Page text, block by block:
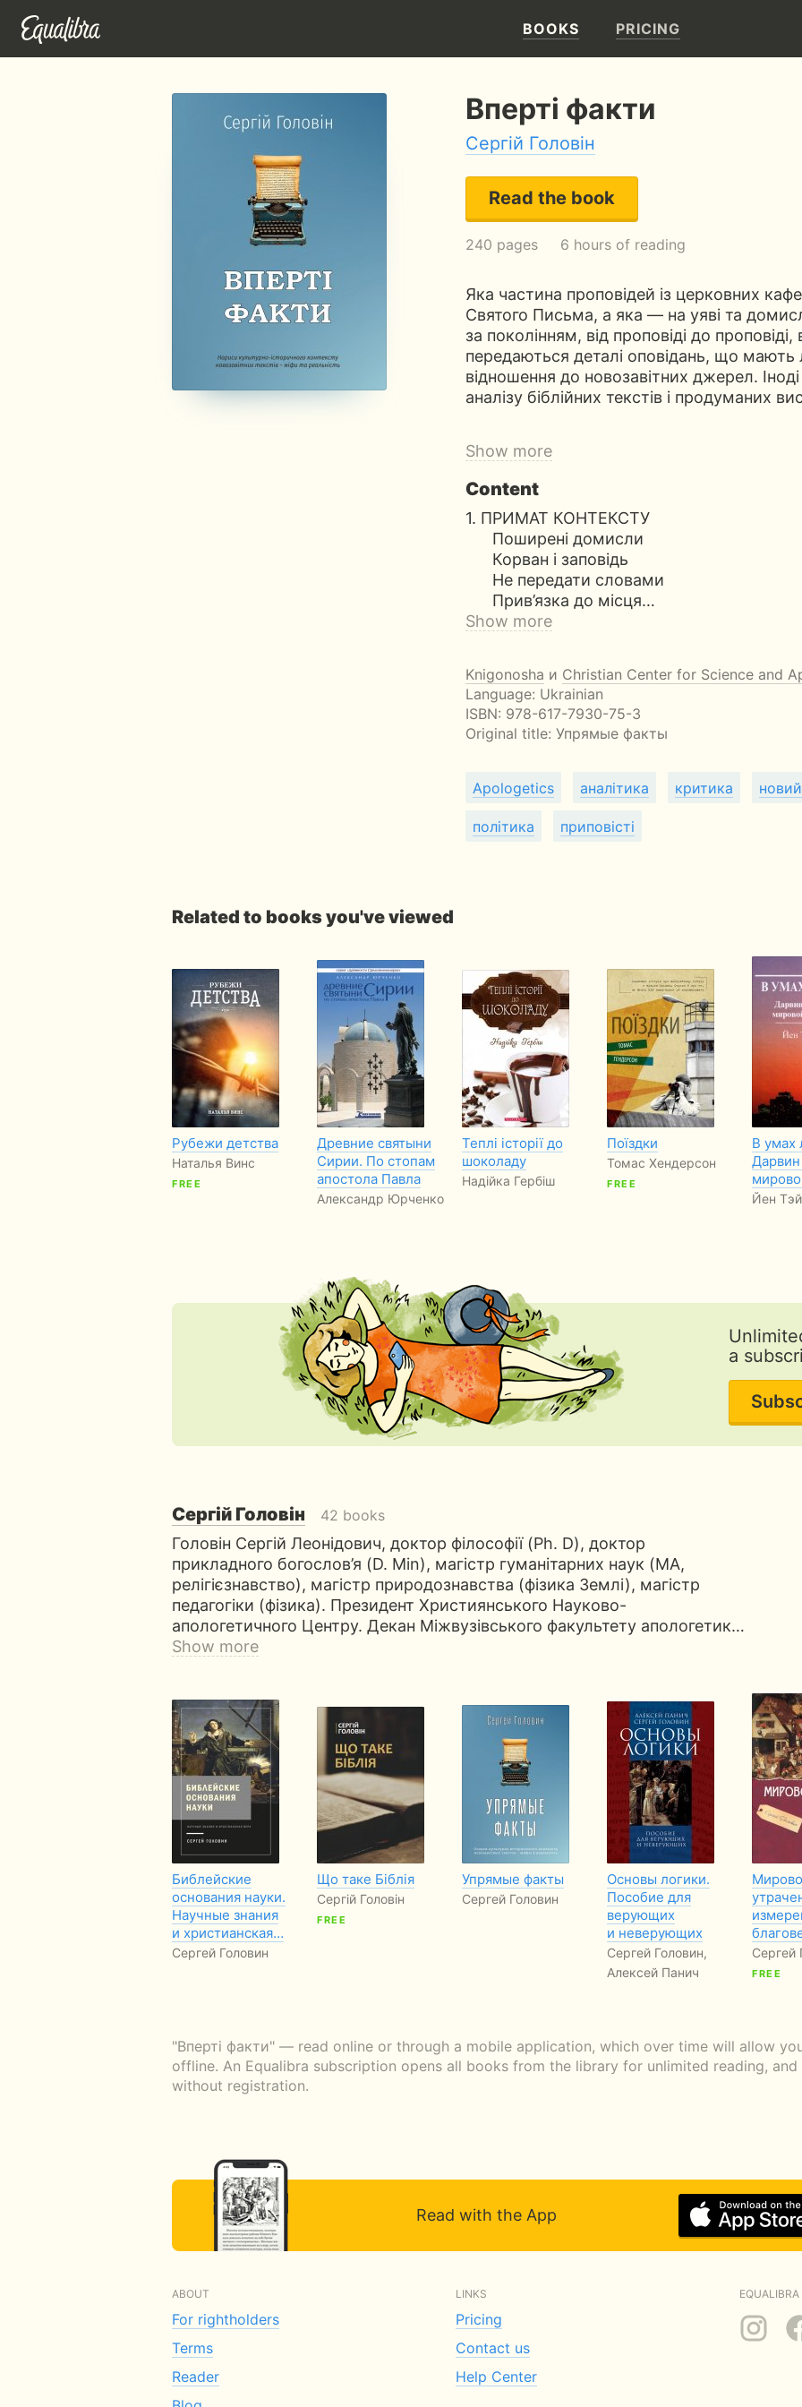
BOOKS PRICING
Вперті факти
Сергій Головін
Read the book
240 pages 6 hours of reading
Яка частина проповідей із церковних
Святого Письма, а яка — на уяві та
за поколінням, від проповіді до
передаються деталі оповідань, що
відношення до новозавітних джерел.
аналізу біблійних текстів і продуманих
Show more
Content
1. ПРИМАТ КОНТЕКСТУ
Поширені домисли
Корван і заповідь
Не передати словами
Прив’язка до місця…
Show more
Knigonosha и Christian Center for Science and
Language: Ukrainian
ISBN: 978-617-7930-75-3
Original title: Упрямые факты
Apologetics аналітика критика
політика приповісті
Related to books you've viewed
Рубежи детства
Наталья Винс
FREE
Древние святыни
Сирии. По стопам
апостола Павла
Александр Юрченко
Теплі історії до
шоколаду
Надійка Гербіш
Поїздки
Томас Хендерсон
FREE
В умах
Йен
a
Сергій Головін 42 books
Головін Сергій Леонідович, доктор філософії (Ph. D), доктор
прикладного богослов’я (D. Min), магістр гуманітарних наук (MA,
релігієзнавство), магістр природознавства (фізика Землі), магістр
педагогіки (фізика). Президент Християнського Науково-
апологетичного Центру. Декан Міжвузівського факультету апологетик…
Show more
Библейские
основания науки.
Научные знания
и христианская…
Сергей Головин
Що таке Біблія
Сергій Головін
FREE
Упрямые факты
Сергей Головин
Основы логики.
Пособие для
верующих
и неверующих
Сергей Головин,
Алексей Панич
Сергей
FREE
"Вперті факти" — read online or through a mobile application, which over time will allow
offline. An Equalibra subscription opens all books from the library for unlimited reading,
without registration.
Read with the App
ABOUT
For rightholders
Terms
Reader
LINKS
Pricing
Contact us
Help Center